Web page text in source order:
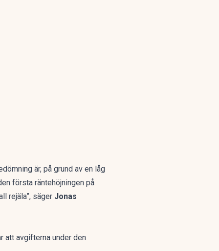
är, på grund av en låg
första räntehöjningen på
rejäla”, säger Jonas
att avgifterna under den